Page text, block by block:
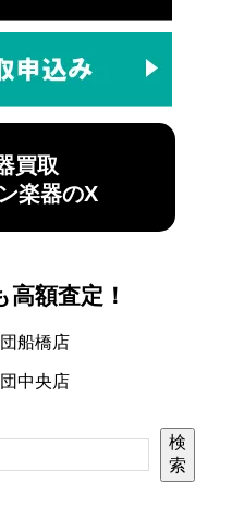
買取
楽器のX
高額査定！
船橋店
中央店
検
索